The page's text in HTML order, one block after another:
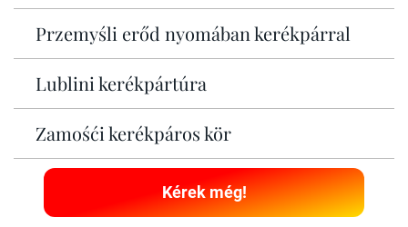
Przemyśli erőd nyomában kerékpárral
Lublini kerékpártúra
Zamośći kerékpáros kör
Kérek még!